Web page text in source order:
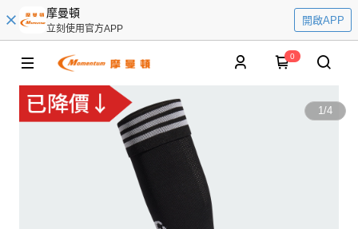
摩曼頓
立刻使用官方APP
開啟APP
0
1/4